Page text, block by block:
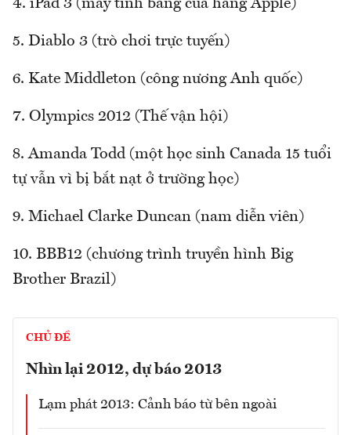
4. iPad 3 (máy tính bảng của hãng Apple)
5. Diablo 3 (trò chơi trực tuyến)
6. Kate Middleton (công nương Anh quốc)
7. Olympics 2012 (Thế vận hội)
8. Amanda Todd (một học sinh Canada 15 tuổi
tự vẫn vì bị bắt nạt ở trường học)
9. Michael Clarke Duncan (nam diễn viên)
10. BBB12 (chương trình truyền hình Big
Brother Brazil)
CHỦ ĐỀ
Nhìn lại 2012, dự báo 2013
Lạm phát 2013: Cảnh báo từ bên ngoài